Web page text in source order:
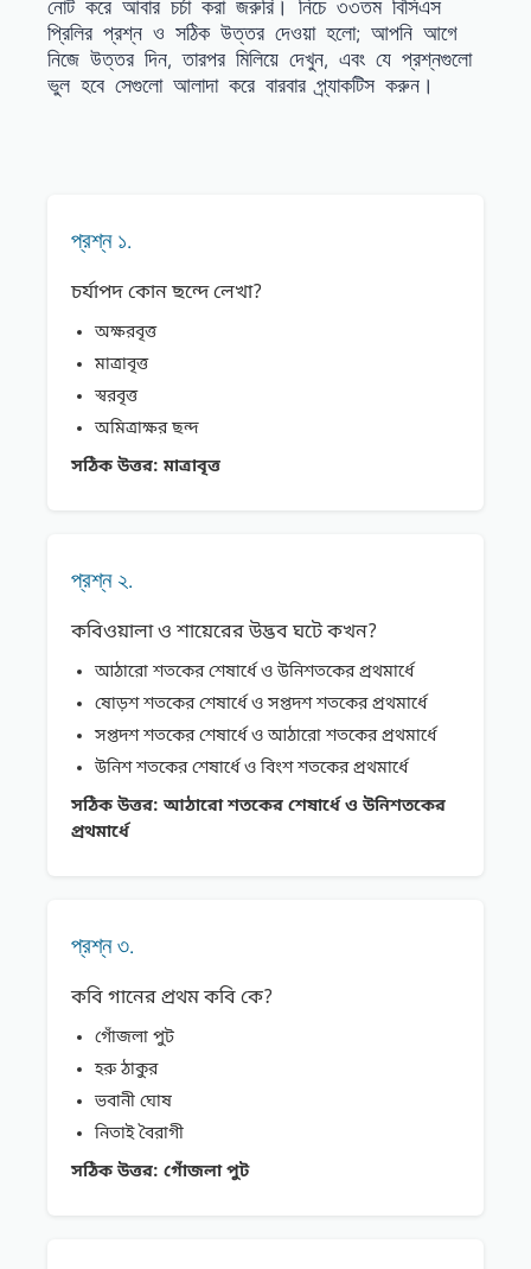
নোট করে আবার চর্চা করা জরুরি। নিচে ৩৩তম বিসিএস
প্রিলির প্রশ্ন ও সঠিক উত্তর দেওয়া হলো; আপনি আগে
নিজে উত্তর দিন, তারপর মিলিয়ে দেখুন, এবং যে প্রশ্নগুলো
ভুল হবে সেগুলো আলাদা করে বারবার প্র্যাকটিস করুন।
প্রশ্ন ১.
চর্যাপদ কোন ছন্দে লেখা?
অক্ষরবৃত্ত
মাত্রাবৃত্ত
স্বরবৃত্ত
অমিত্রাক্ষর ছন্দ
সঠিক উত্তর: মাত্রাবৃত্ত
প্রশ্ন ২.
কবিওয়ালা ও শায়েরের উদ্ভব ঘটে কখন?
আঠারাে শতকের শেষার্ধে ও উনিশতকের প্রথমার্ধে
ষােড়শ শতকের শেষার্ধে ও সপ্তদশ শতকের প্রথমার্ধে
সপ্তদশ শতকের শেষার্ধে ও আঠারাে শতকের প্রথমার্ধে
উনিশ শতকের শেষার্ধে ও বিংশ শতকের প্রথমার্ধে
সঠিক উত্তর: আঠারাে শতকের শেষার্ধে ও উনিশতকের
প্রথমার্ধে
প্রশ্ন ৩.
কবি গানের প্রথম কবি কে?
গোঁজলা পুট
হরু ঠাকুর
ভবানী ঘােষ
নিতাই বৈরাগী
সঠিক উত্তর: গোঁজলা পুট